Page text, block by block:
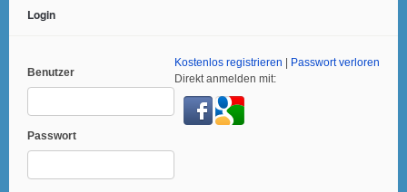
Login
Benutzer
Passwort
Kostenlos registrieren
Passwort verloren
Direkt anmelden mit: